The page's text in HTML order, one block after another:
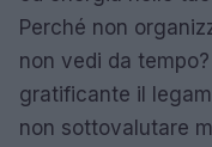
Perché non
non vedi da
gratificante il
non sottovalutare